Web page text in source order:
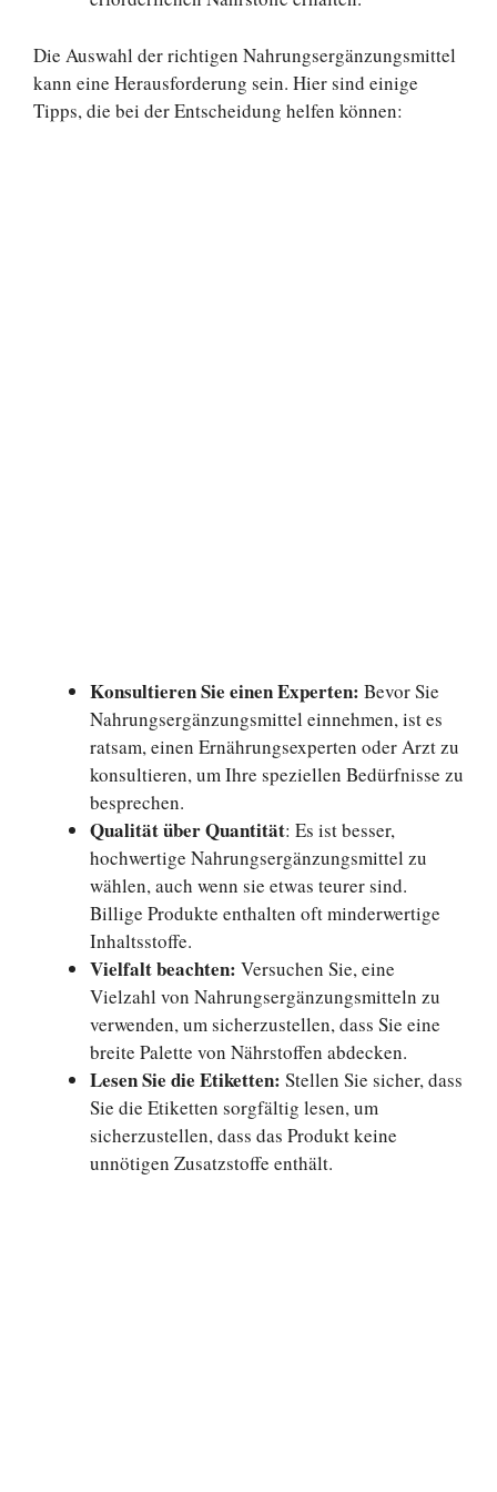
Die Auswahl der richtigen Nahrungsergänzungsmittel
kann eine Herausforderung sein. Hier sind einige
Tipps, die bei der Entscheidung helfen können:
Konsultieren Sie einen Experten: Bevor Sie
Nahrungsergänzungsmittel einnehmen, ist es
ratsam, einen Ernährungsexperten oder Arzt zu
konsultieren, um Ihre speziellen Bedürfnisse zu
besprechen.
Qualität über Quantität: Es ist besser,
hochwertige Nahrungsergänzungsmittel zu
wählen, auch wenn sie etwas teurer sind.
Billige Produkte enthalten oft minderwertige
Inhaltsstoffe.
Vielfalt beachten: Versuchen Sie, eine
Vielzahl von Nahrungsergänzungsmitteln zu
verwenden, um sicherzustellen, dass Sie eine
breite Palette von Nährstoffen abdecken.
Lesen Sie die Etiketten: Stellen Sie sicher, dass
Sie die Etiketten sorgfältig lesen, um
sicherzustellen, dass das Produkt keine
unnötigen Zusatzstoffe enthält.